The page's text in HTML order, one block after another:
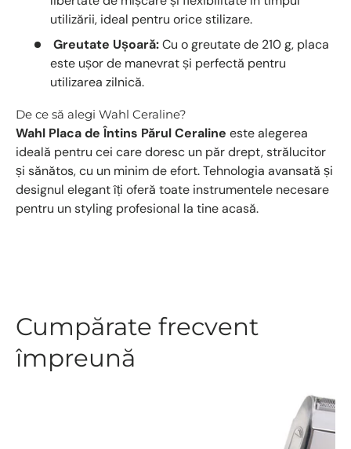
utilizării, ideal pentru orice stilizare.
Greutate Ușoară:Cu o greutate de 210 g, placa
este ușor de manevrat și perfectă pentru
utilizarea zilnică.
De ce să alegi Wahl Ceraline?
Wahl Placa de Întins Părul Ceraline este alegerea
ideală pentru cei care doresc un păr drept, strălucitor
și sănătos, cu un minim de efort. Tehnologia avansată și
designul elegant îți oferă toate instrumentele necesare
pentru un styling profesional la tine acasă.
Cumpărate frecvent
împreună